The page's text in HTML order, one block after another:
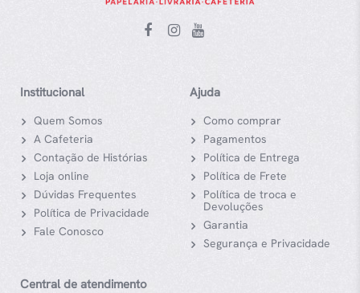
Institucional
Quem Somos
A Cafeteria
Contação de Histórias
Loja online
Dúvidas Frequentes
Política de Privacidade
Fale Conosco
Ajuda
Como comprar
Pagamentos
Política de Entrega
Política de Frete
Política de troca e
Devoluções
Garantia
Segurança e Privacidade
Central de atendimento